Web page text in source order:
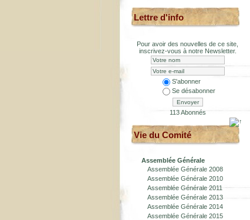
Lettre d'info
Pour avoir des nouvelles de ce site,
inscrivez-vous à notre Newsletter.
S'abonner
Se désabonner
Envoyer
113 Abonnés
Vie du Comité
Assemblée Générale
Assemblée Générale 2008
Assemblée Générale 2010
Assemblée Générale 2011
Assemblée Générale 2013
Assemblée Générale 2014
Assemblée Générale 2015